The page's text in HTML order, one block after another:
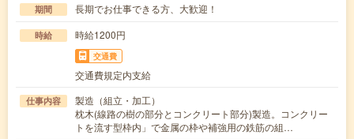
期間 長期でお仕事できる方、大歓迎！
時給 時給1200円
交通費
交通費規定内支給
仕事内容
製造（組立・加工）
枕木(線路の樹の部分とコンクリート部分)製造。コンクリー
トを流す型枠内」で金属の枠や補強用の鉄筋の組…